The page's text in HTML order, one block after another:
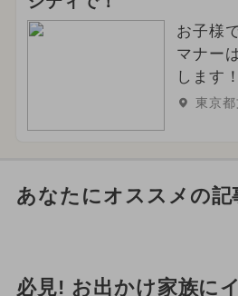
お子様
マナー
します！
東京
あなたにオススメの記
必見! お出かけ家族に